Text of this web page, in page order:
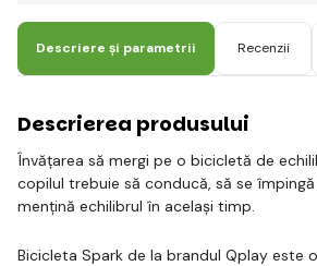
Descriere și parametrii Recenzii
Descrierea produsului
Învățarea să mergi pe o bicicletă de
copilul trebuie să conducă, să se
mențină echilibrul în același timp.
Bicicleta Spark de la brandul Qplay este